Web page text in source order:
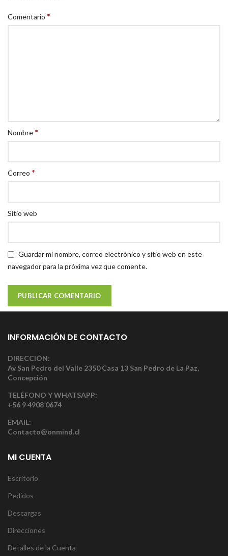
Comentario *
Nombre*
Correo *
Sitio web
Guardar mi nombre, correo electrónico y sitio web en este
navegador para la próxima vez que comente.
INFORMACIÓN DE CONTACTO
DIRECCIÓN:
Av San Pedro del Valle 2350 Casa 13 San Pedro de La Paz,
Concepción
TELÉFONO Y WHATSAPP:
+56 9 4908 0674
EMAIL:
Contacto@onmind.cl
MI CUENTA
Escritorio
Pedidos
Descargas
Direcciones
Detalles de la Cuenta